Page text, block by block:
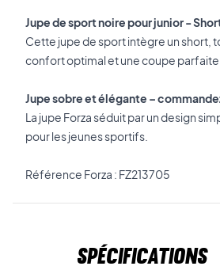
Jupe de sport noire pour junior -
Cette jupe de sport intègre un short,
confort optimal et une coupe
Jupe sobre et élégante –
La jupe Forza séduit par un design
pour les jeunes sportifs.
Référence Forza : FZ213705
Spécifications